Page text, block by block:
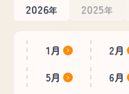
2026年 2025年
1月 2月
5月
6月